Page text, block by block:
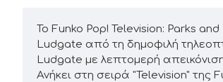
Το Funko Pop! Television: Parks
Ludgate από τη δημοφιλή
Ludgate με λεπτομερή
Ανήκει στη σειρά "Television" της